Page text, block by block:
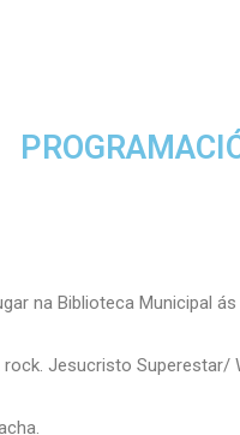
na Biblioteca Municipal
Jesucristo Superestar/